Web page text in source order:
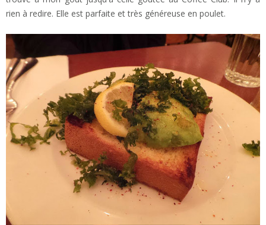
rien à redire. Elle est parfaite et très généreuse en poulet.